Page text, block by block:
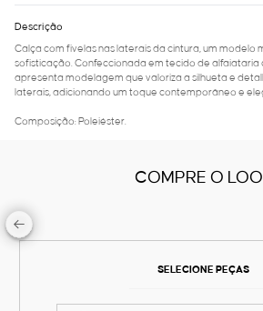
Descrição
Calça com fivelas nas laterais da cintura, um modelo
sofisticação. Confeccionada em tecido de
apresenta modelagem que valoriza a silhueta e
laterais, adicionando um toque contemporâneo e
Composição: Poleiéster.
COMPRE O
SELECIONE PEÇAS